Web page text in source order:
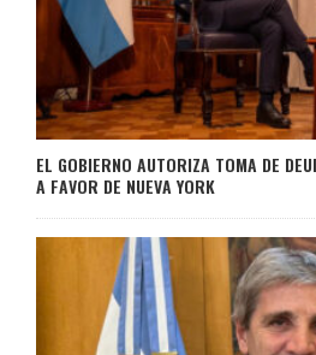
EL GOBIERNO AUTORIZA TOMA DE
A FAVOR DE NUEVA YORK